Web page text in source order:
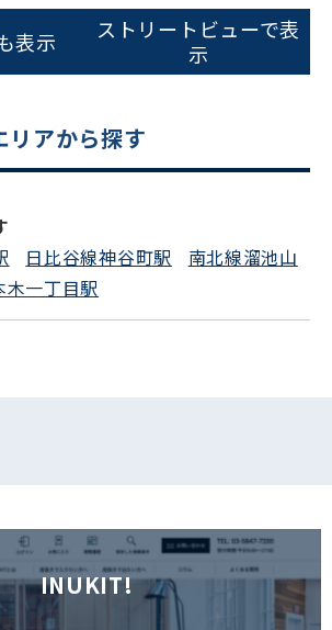
ムーズにご案内できます
0120-620-213
電話でお問い合わせ
表示
ストリートビューで表
示
リアから探す
日比谷線神谷町駅
南北線溜池山
木一丁目駅
INUKIT!